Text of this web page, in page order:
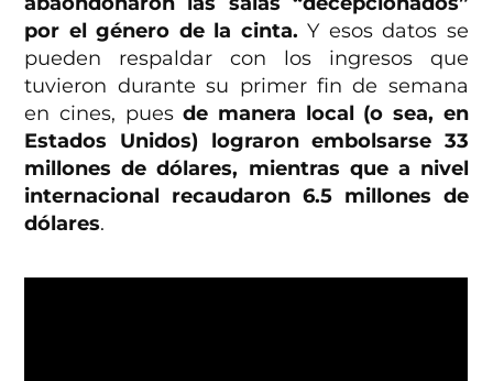
por el género de la cinta. Y esos datos se
pueden respaldar con los ingresos que
tuvieron durante su primer fin de semana
en cines, puesde manera local (o sea, en
Estados Unidos) lograron embolsarse 33
millones de dólares, mientras que a nivel
internacional recaudaron 6.5 millones de
dólares.